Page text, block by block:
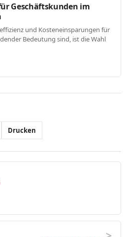
Geschäftskunden im
und Kosteneinsparungen für
Bedeutung sind, ist die Wahl
Drucken